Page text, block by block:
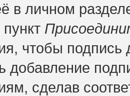
в личном
чтобы подпись
добавление
сделав